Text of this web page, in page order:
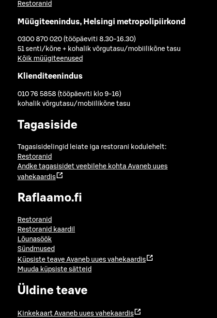
Restoranid
Müügiteenindus, Helsingi metropolipiirkond
0300 870 020 (tööpäeviti 8.30-16.30)
51 senti/kõne + kohalik võrgutasu/mobiilikõne tasu
Kõik müügiteenused
Klienditeenindus
010 76 5858 (tööpäeviti klo 9-16)
kohalik võrgutasu/mobiilikõne tasu
Tagasiside
Tagasisidelingid leiate iga restorani kodulehelt:
Restoranid
Andke tagasisidet veebilehe kohta Avaneb uues
vahekaardis
Raflaamo.fi
Restoranid
Restoranid kaardil
Lõunasöök
Sündmused
Küpsiste teave Avaneb uues vahekaardis
Muuda küpsiste sätteid
Üldine teave
Kinkekaart Avaneb uues vahekaardis